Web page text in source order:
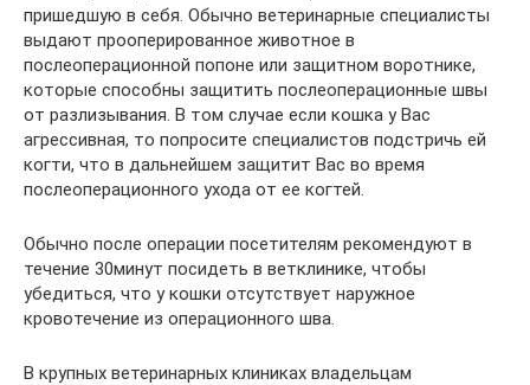
пришедшую в себя. Обычно ветеринарные специалисты
выдают прооперированное животное в
послеоперационной попоне или защитном воротнике,
которые способны защитить послеоперационные швы
от разлизывания. В том случае если кошка у Вас
агрессивная, то попросите специалистов подстричь ей
когти, что в дальнейшем защитит Вас во время
послеоперационного ухода от ее когтей.
Обычно после операции посетителям рекомендуют в
течение 30минут посидеть в ветклинике, чтобы
убедиться, что у кошки отсутствует наружное
кровотечение из операционного шва.
В крупных ветеринарных клиниках владельцам